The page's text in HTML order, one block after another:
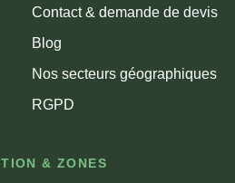
Contact & demande de devis
Blog
Nos secteurs géographiques
RGPD
& ZONES